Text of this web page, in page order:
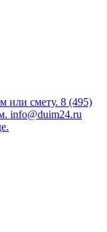
или смету. 8 (495)
info@duim24.ru